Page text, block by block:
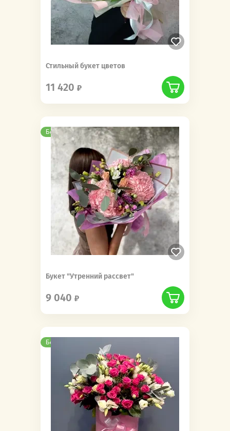
Стильный букет цветов
11 420
Бесплатная доставка Новинка
Букет "Утренний рассвет"
9 040
Бесплатная доставка